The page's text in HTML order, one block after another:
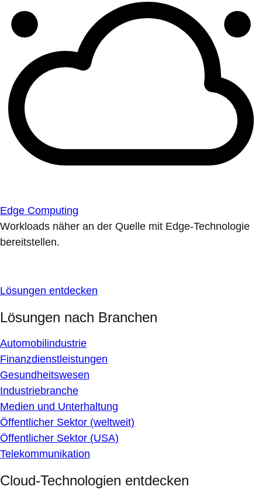
Edge Computing
Workloads näher an der Quelle mit Edge-Technologie
bereitstellen.
Lösungen entdecken
Lösungen nach Branchen
Automobilindustrie
Finanzdienstleistungen
Gesundheitswesen
Industriebranche
Medien und Unterhaltung
Öffentlicher Sektor (weltweit)
Öffentlicher Sektor (USA)
Telekommunikation
Cloud-Technologien entdecken